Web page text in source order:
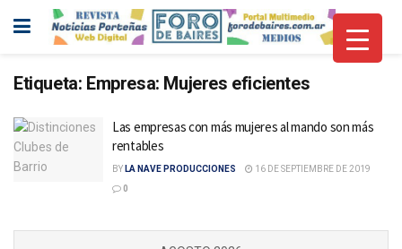
Etiqueta: Empresa: Mujeres eficientes
Las empresas con más mujeres al mando son más
rentables
BY LA NAVE PRODUCCIONES
16 DE SEPTIEMBRE DE 2019
0